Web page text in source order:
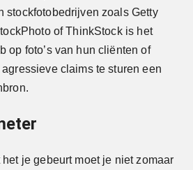
stockfotobedrijven zoals Getty
of ThinkStock is het
op foto’s van hun cliënten of
claims te sturen een
je gebeurt moet je niet zomaar